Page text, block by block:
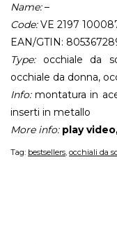
Name:–
Code:VE 2197
EAN/GTIN:
Type:occhiale da
occhiale da donna,
Info:montatura in
inserti in metallo
More info:play
Tag: bestsellers, occhiali da